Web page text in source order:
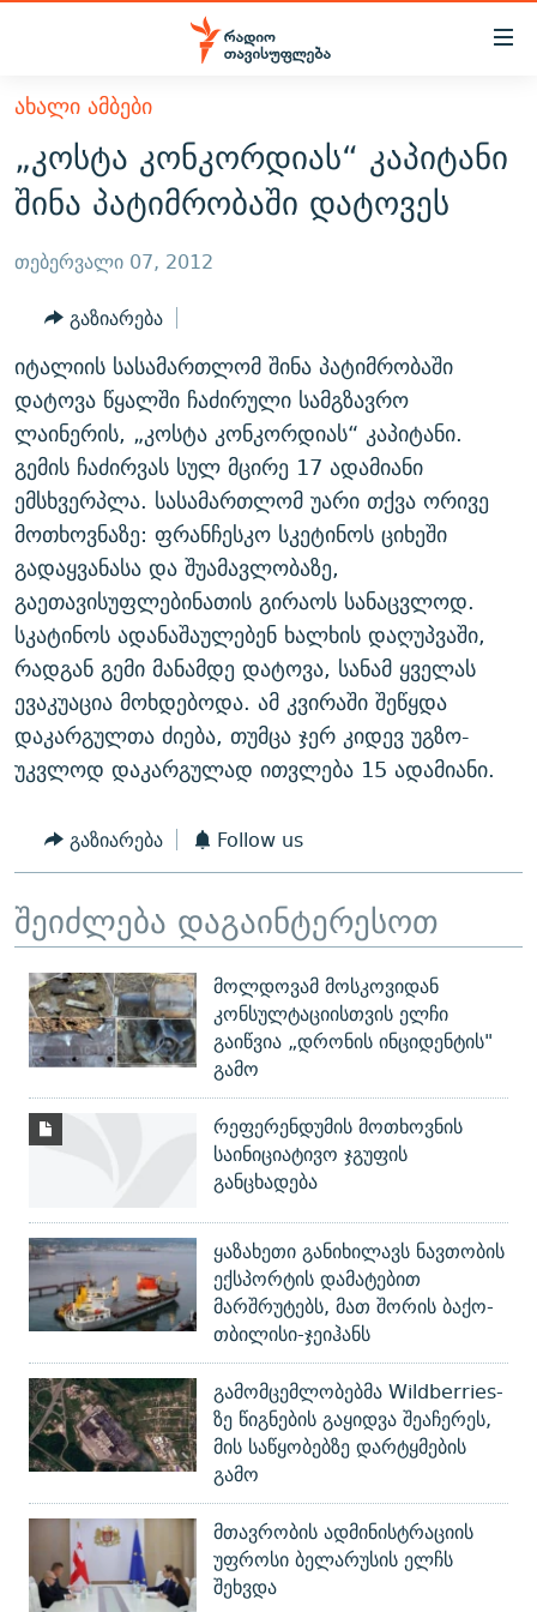
Accessibility
მთავარ
შინაარსზე
დაბრუნება
მთავარ
დაბრუნება
ძიებაზე
დაბრუნება
ᲐᲮᲐᲚᲘ ᲐᲛᲑᲔᲑᲘ
ᲗᲔᲛᲔᲑᲘ
ᲞᲝᲚᲘᲢᲘᲙᲐ
ᲔᲙᲝᲜᲝᲛᲘᲙᲐ
ᲡᲐᲖᲝᲒᲐᲓᲝᲔᲑᲐ
ᲡᲞᲝᲠᲢᲘ
ᲕᲘᲓᲔᲝ
ᲑᲚᲝᲒᲔᲑᲘ
ᲞᲝᲓᲙᲐᲡᲢᲔᲑᲘ
ᲜᲘᲙᲝᲡ ᲞᲝᲓᲙᲐᲡᲢᲘ
60 ᲓᲔᲪᲘᲑᲔᲚᲘ
ᲒᲐᲜᲙᲘᲗᲮᲕᲘᲡ ᲓᲦᲔ
ᲓᲘᲚᲘᲡ ᲡᲐᲣᲑᲠᲔᲑᲘ
ᲛᲝᲚᲐᲞᲐᲠᲐᲙᲔ ᲢᲔᲥᲡᲢᲔᲑᲘ
ᲨᲘᲜ - ᲣᲪᲮᲝᲔᲗᲨᲘ
ᲚᲘᲢᲔᲠᲐᲢᲣᲠᲣᲚᲘ ᲬᲐᲮᲜᲐᲒᲔᲑᲘ
ᲐᲛᲔᲠᲘᲙᲣᲚᲘ ᲛᲝᲗᲮᲠᲝᲑᲐ
ᲘᲛᲞᲔᲠᲘᲐ ᲓᲐ ᲠᲐᲓᲘᲝ
ᲗᲐᲕᲘᲡᲣᲤᲚᲔᲑᲘᲡ ᲛᲝᲜᲘᲢᲝᲠᲘ
ᲤᲔᲜᲝᲕᲐᲜᲘ - 2.10
ᲗᲥᲕᲔᲜᲘ ᲞᲣᲑᲚᲘᲙᲐᲪᲘᲔᲑᲘ
ᲞᲠᲝᲔᲥᲢᲔᲑᲘ
ᲣᲙᲠᲐᲘᲜᲐᲨᲘ ᲓᲐᲦᲣᲞᲣᲚᲘ ᲥᲐᲠᲗᲕᲔᲚᲘ ᲛᲔᲑᲠᲫᲝᲚᲔᲑᲘ - 2022
ᲓᲐᲛᲝᲣᲙᲘᲓᲔᲑᲚᲝᲑᲘᲡ 100 ᲬᲔᲚᲘ
ᲩᲔᲛᲘ ᲡᲘᲙᲕᲓᲘᲚᲘᲡ ᲛᲘᲖᲔᲖᲘᲐ COVID-19
11 ᲬᲔᲚᲘ - 11 ᲐᲛᲑᲐᲕᲘ
ᲡᲐᲞᲐᲠᲚᲐᲛᲔᲜᲢᲝ ᲐᲠᲩᲔᲕᲜᲔᲑᲘᲡ ᲘᲡᲢᲝᲠᲘᲐ
ᲑᲐᲕᲨᲕᲔᲑᲘ ᲞᲠᲝᲡᲢᲘᲢᲣᲪᲘᲐᲨᲘ - ᲐᲛᲝᲣᲗᲥᲛᲔᲚᲘ ᲐᲛᲑᲐᲕᲘ
5 ᲐᲛᲑᲐᲕᲘ - 20 ᲘᲕᲜᲘᲡᲡ ᲓᲐᲨᲐᲕᲔᲑᲣᲚᲔᲑᲘ
ᲐᲒᲕᲘᲡᲢᲝᲡ ᲝᲛᲘ
ЭХО КАВКАЗА
ᲒᲐᲛᲝᲘᲬᲔᲠᲔ
რთე/რთ-ის ყველა საიტი
ᲐᲮᲐᲚᲘ ᲐᲛᲑᲔᲑᲘ
„კოსტა კონკორდიას“ კაპიტანი
შინა პატიმრობაში დატოვეს
თებერვალი 07, 2012
გაზიარება
იტალიის სასამართლომ შინა პატიმრობაში
დატოვა წყალში ჩაძირული სამგზავრო
ლაინერის, „კოსტა კონკორდიას“ კაპიტანი.
გემის ჩაძირვას სულ მცირე 17 ადამიანი
ემსხვერპლა. სასამართლომ უარი თქვა ორივე
მოთხოვნაზე: ფრანჩესკო სკეტინოს ციხეში
გადაყვანასა და შუამავლობაზე,
გაეთავისუფლებინათის გირაოს სანაცვლოდ.
სკატინოს ადანაშაულებენ ხალხის დაღუპვაში,
რადგან გემი მანამდე დატოვა, სანამ ყველას
ევაკუაცია მოხდებოდა. ამ კვირაში შეწყდა
დაკარგულთა ძიება, თუმცა ჯერ კიდევ უგზო-
უკვლოდ დაკარგულად ითვლება 15 ადამიანი.
გაზიარება Follow us
შეიძლება დაგაინტერესოთ
მოლდოვამ მოსკოვიდან
კონსულტაციისთვის ელჩი
გაიწვია „დრონის ინციდენტის"
გამო
რეფერენდუმის მოთხოვნის
საინიციატივო ჯგუფის
განცხადება
ყაზახეთი განიხილავს ნავთობის
ექსპორტის დამატებით
მარშრუტებს, მათ შორის ბაქო-
თბილისი-ჯეიჰანს
გამომცემლობებმა Wildberries-
ზე წიგნების გაყიდვა შეაჩერეს,
მის საწყობებზე დარტყმების
გამო
მთავრობის ადმინისტრაციის
უფროსი ბელარუსის ელჩს
შეხვდა